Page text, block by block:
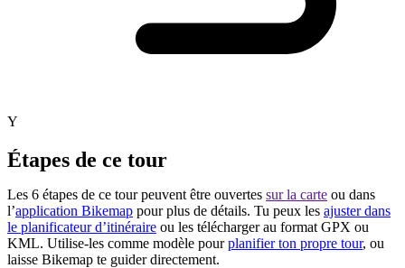
Y
Étapes de ce tour
Les 6 étapes de ce tour peuvent être ouvertes sur la carte ou dans
l’application Bikemap pour plus de détails. Tu peux les ajuster dans
le planificateur d’itinéraire ou les télécharger au format GPX ou
KML. Utilise-les comme modèle pourplanifier ton propre tour, ou
laisse Bikemap te guider directement.